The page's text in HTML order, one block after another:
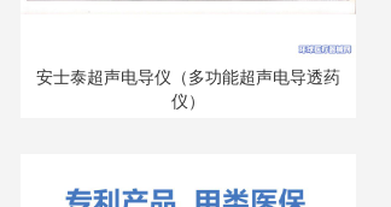
安士泰超声电导仪（多功能超声电导透药
仪）